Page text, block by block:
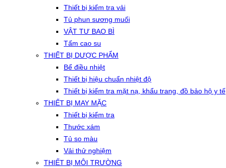
Thiết bị kiểm tra vải
Tủ phun sương muối
VẬT TƯ BAO BÌ
Tấm cao su
THIẾT BỊ DƯỢC PHẨM
Bể điều nhiệt
Thiết bị hiệu chuẩn nhiệt độ
Thiết bị kiểm tra mặt nạ, khẩu trang, đồ bảo hộ y tế
THIẾT BỊ MAY MẶC
Thiết bị kiểm tra
Thước xám
Tủ so màu
Vải thử nghiệm
THIẾT BỊ MÔI TRƯỜNG